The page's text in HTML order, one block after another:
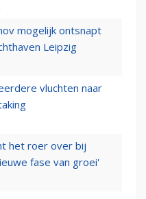
mogelijk ontsnapt
Leipzig
vluchten naar
het roer over bij
fase van groei'